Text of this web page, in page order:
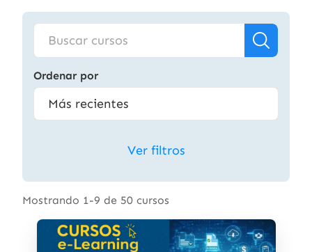
Ordenar por
Ver filtros
Mostrando 1-9 de 50 cursos